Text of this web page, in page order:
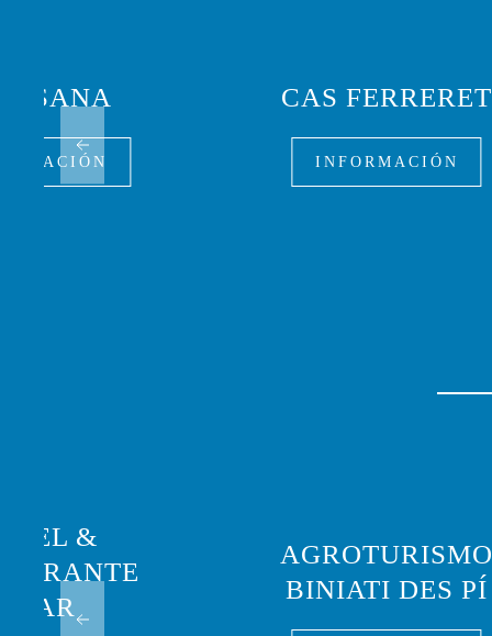
SANA CAS FERRERET
INFORMACIÓN
&
AGROTURISMO
BINIATI DES PÍ